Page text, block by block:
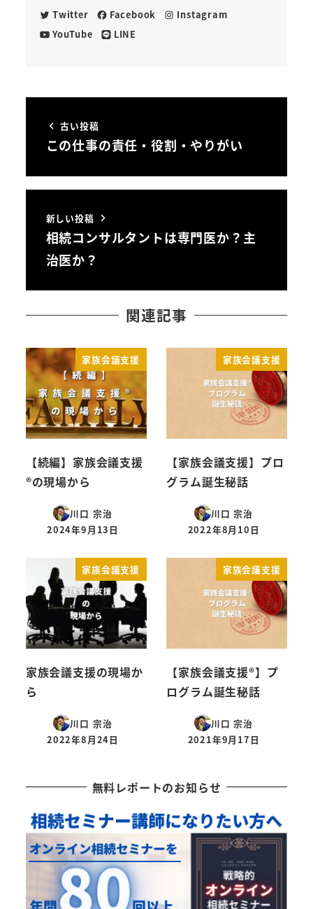
Twitter Facebook
Instagram
YouTube
LINE
古い投稿
この仕事の責任・役割・やりがい
新しい投稿
相続コンサルタントは専門医か？主
治医か？
関連記事
家族会議支援
【続編】家族会議支援
®︎の現場から
川口 宗治
投稿日
2024年9月13日
家族会議支援
【家族会議支援】プロ
グラム誕生秘話
川口 宗治
投稿日
2022年8月10日
家族会議支援
家族会議支援の現場か
ら
川口 宗治
投稿日
2022年8月24日
家族会議支援
【家族会議支援®︎】プ
ログラム誕生秘話
川口 宗治
投稿日
2021年9月17日
無料レポートのお知らせ